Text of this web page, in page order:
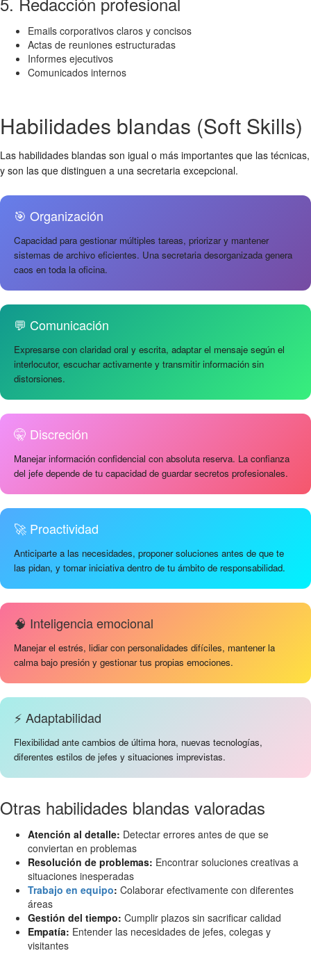
Emails corporativos claros y concisos
Actas de reuniones estructuradas
Informes ejecutivos
Comunicados internos
Habilidades blandas (Soft Skills)
Las habilidades blandas son igual o más importantes que las técnicas,
y son las que distinguen a una secretaria excepcional.
🎯 Organización
Capacidad para gestionar múltiples tareas, priorizar y mantener
sistemas de archivo eficientes. Una secretaria desorganizada genera
caos en toda la oficina.
💬 Comunicación
Expresarse con claridad oral y escrita, adaptar el mensaje según el
interlocutor, escuchar activamente y transmitir información sin
distorsiones.
🤫 Discreción
Manejar información confidencial con absoluta reserva. La confianza
del jefe depende de tu capacidad de guardar secretos profesionales.
🚀 Proactividad
Anticiparte a las necesidades, proponer soluciones antes de que te
las pidan, y tomar iniciativa dentro de tu ámbito de responsabilidad.
🧠 Inteligencia emocional
Manejar el estrés, lidiar con personalidades difíciles, mantener la
calma bajo presión y gestionar tus propias emociones.
⚡ Adaptabilidad
Flexibilidad ante cambios de última hora, nuevas tecnologías,
diferentes estilos de jefes y situaciones imprevistas.
Otras habilidades blandas valoradas
Atención al detalle: Detectar errores antes de que se
conviertan en problemas
Resolución de problemas: Encontrar soluciones creativas a
situaciones inesperadas
Trabajo en equipo: Colaborar efectivamente con diferentes
áreas
Gestión del tiempo: Cumplir plazos sin sacrificar calidad
Empatía: Entender las necesidades de jefes, colegas y
visitantes